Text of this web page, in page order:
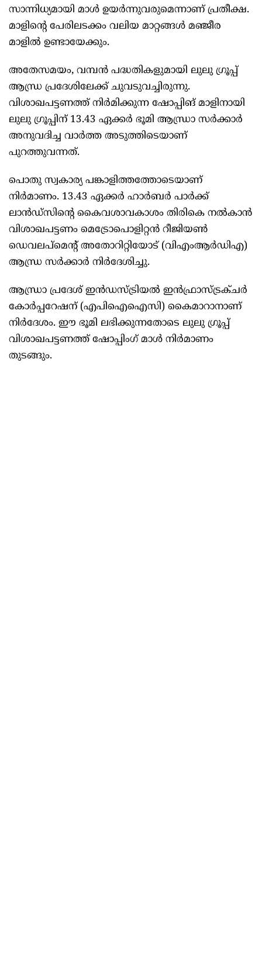
സാന്നിധ്യമായി മാൾ ഉയര്‍ന്നുവരുമെന്നാണ് പ്രതീക്ഷ.
മാളിന്റെ പേരിലടക്കം വലിയ മാറ്റങ്ങൾ മഞ്ജീര
മാളിൽ ഉണ്ടായേക്കും.
അതേസമയം, വമ്പൻ പദ്ധതികളുമായി ലുലു ഗ്രൂപ്പ്
ആന്ധ്ര പ്രദേശിലേക്ക് ചുവടുവച്ചിരുന്നു.
വിശാഖപട്ടണത്ത് നിർമിക്കുന്ന ഷോപ്പിങ് മാളിനായി
ലുലു ഗ്രൂപ്പിന് 13.43 ഏക്കർ ഭൂമി ആന്ധ്രാ സർക്കാർ
അനുവദിച്ച വാര്‍ത്ത അടുത്തിടെയാണ്
പുറത്തുവന്നത്.
പൊതു സ്വകാര്യ പങ്കാളിത്തത്തോടെയാണ്
നിർമാണം. 13.43 ഏക്കർ ഹാർബർ പാർക്ക്
ലാൻഡ്‌സിന്‍റെ കൈവശാവകാശം തിരികെ നൽകാൻ
വിശാഖപട്ടണം മെട്രോപൊളിറ്റൻ റീജിയൺ
ഡെവലപ്‌മെന്റ് അതോറിറ്റിയോട് (വിഎംആർഡിഎ)
ആന്ധ്ര സർക്കാർ നിർദേശിച്ചു.
ആന്ധ്രാ പ്രദേശ് ഇൻഡസ്ട്രിയൽ ഇൻഫ്രാസ്ട്രക്ചർ
കോർപ്പറേഷന് (എപിഐഐസി) കൈമാറാനാണ്
നിർദേശം. ഈ ഭൂമി ലഭിക്കുന്നതോടെ ലുലു ഗ്രൂപ്പ്
വിശാഖപട്ടണത്ത് ഷോപ്പിംഗ് മാൾ നിർമാണം
തുടങ്ങും.